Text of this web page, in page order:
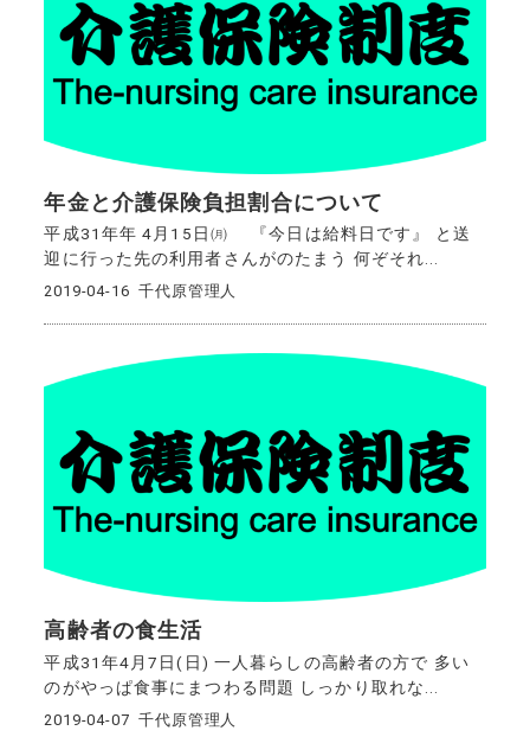
年金と介護保険負担割合について
平成31年年 4月15日㈪ 『今日は給料日です』 と送
迎に行った先の利用者さんがのたまう 何ぞそれ...
2019-04-16 千代原管理人
高齢者の食生活
平成31年4月7日(日) 一人暮らしの高齢者の方で 多い
のがやっぱ食事にまつわる問題 しっかり取れな...
2019-04-07 千代原管理人